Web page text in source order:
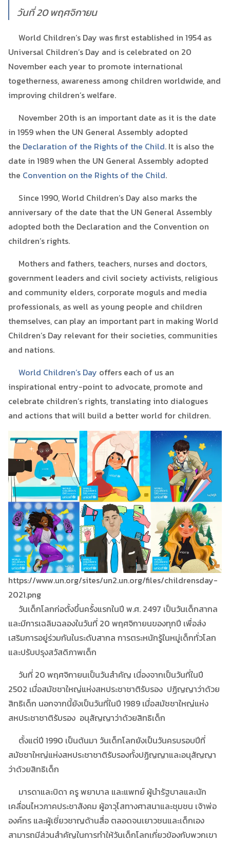
วันที่ 20 พฤศจิกายน
World Children’s Day was first established in 1954 as
Universal Children’s Day and is celebrated on 20
November each year to promote international
togetherness, awareness among children worldwide, and
improving children’s welfare.
November 20th is an important date as it is the date
in 1959 when the UN General Assembly adopted
the Declaration of the Rights of the Child. It is also the
date in 1989 when the UN General Assembly adopted
the Convention on the Rights of the Child.
Since 1990, World Children’s Day also marks the
anniversary of the date that the UN General Assembly
adopted both the Declaration and the Convention on
children’s rights.
Mothers and fathers, teachers, nurses and doctors,
government leaders and civil society activists, religious
and community elders, corporate moguls and media
professionals, as well as young people and children
themselves, can play an important part in making World
Children’s Day relevant for their societies, communities
and nations.
World Children’s Day offers each of us an
inspirational entry-point to advocate, promote and
celebrate children’s rights, translating into dialogues
and actions that will build a better world for children.
https://www.un.org/sites/un2.un.org/files/childrensday-
2021.png
วันเด็กโลกก่อตั้งขึ้นครั้งแรกในปี พ.ศ. 2497 เป็นวันเด็กสากล
และมีการเฉลิมฉลองในวันที่ 20 พฤศจิกายนของทุกปี เพื่อส่ง
เสริมการอยู่ร่วมกันในระดับสากล การตระหนักรู้ในหมู่เด็กทั่วโลก
และปรับปรุงสวัสดิภาพเด็ก
วันที่ 20 พฤศจิกายนเป็นวันสำคัญ เนื่องจากเป็นวันที่ในปี
2502 เมื่อสมัชชาใหญ่แห่งสหประชาชาติรับรอง ปฏิญญาว่าด้วย
สิทธิเด็ก นอกจากนี้ยังเป็นวันที่ในปี 1989 เมื่อสมัชชาใหญ่แห่ง
สหประชาชาติรับรอง อนุสัญญาว่าด้วยสิทธิเด็ก
ตั้งแต่ปี 1990 เป็นต้นมา วันเด็กโลกยังเป็นวันครบรอบปีที่
สมัชชาใหญ่แห่งสหประชาชาติรับรองทั้งปฏิญญาและอนุสัญญา
ว่าด้วยสิทธิเด็ก
มารดาและบิดา ครู พยาบาล และแพทย์ ผู้นำรัฐบาลและนัก
เคลื่อนไหวภาคประชาสังคม ผู้อาวุโสทางศาสนาและชุมชน เจ้าพ่อ
องค์กร และผู้เชี่ยวชาญด้านสื่อ ตลอดจนเยาวชนและเด็กเอง
สามารถมีส่วนสำคัญในการทำให้วันเด็กโลกเกี่ยวข้องกับพวกเขา